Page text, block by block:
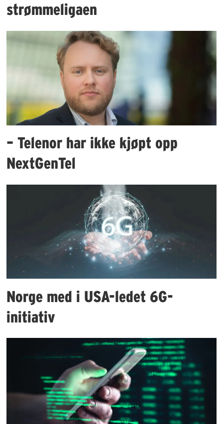
strømmeligaen
– Telenor har ikke kjøpt opp
NextGenTel
Norge med i USA-ledet 6G-
initiativ